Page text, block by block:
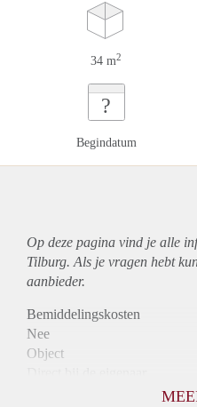
34 m2
?
Begindatum
Op deze pagina vind je alle
Tilburg. Als je vragen hebt
aanbieder.
Bemiddelingskosten
Nee
Object